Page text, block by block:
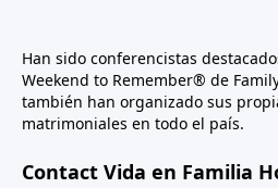
Han sido conferencistas
Weekend to Remember® de
también han organizado sus
matrimoniales en todo el país.
Contact Vida en Familia